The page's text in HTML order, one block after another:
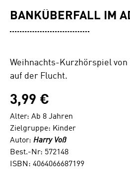
BANKÜBERFALL IM
Weihnachts-Kurzhörspiel von
auf der Flucht.
3,99 €
Alter: Ab 8 Jahren
Zielgruppe: Kinder
Autor: Harry Voß
Best.-Nr: 572148
ISBN: 4064066687199